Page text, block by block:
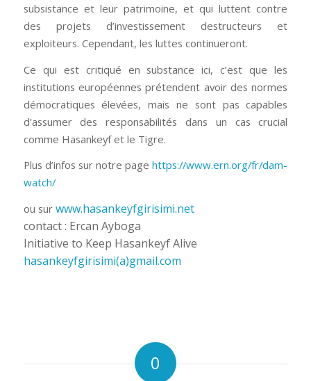
subsistance et leur patrimoine, et qui luttent contre
des projets d’investissement destructeurs et
exploiteurs. Cependant, les luttes continueront.
Ce qui est critiqué en substance ici, c’est que les
institutions européennes prétendent avoir des normes
démocratiques élevées, mais ne sont pas capables
d’assumer des responsabilités dans un cas crucial
comme Hasankeyf et le Tigre.
Plus d’infos sur notre pagehttps://www.ern.org/fr/dam-
watch/
ou sur www.hasankeyfgirisimi.net
contact : Ercan Ayboga
Initiative to Keep Hasankeyf Alive
hasankeyfgirisimi(a)gmail.com
0